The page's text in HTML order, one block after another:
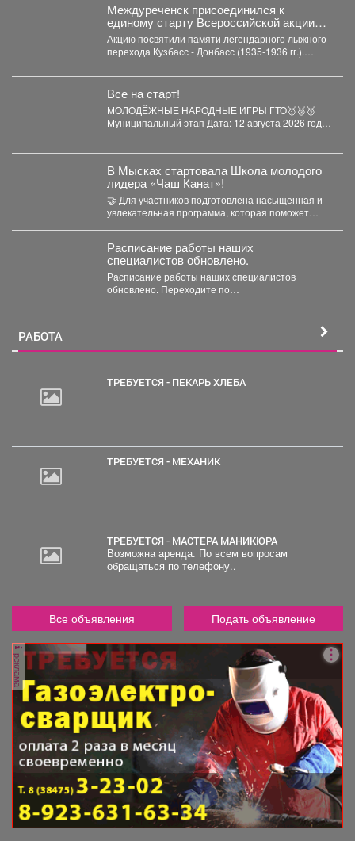
Междуреченск присоединился к
единому старту Всероссийской акции
«Шахтерское братство. Сильные
духом», которая прошла в 13 угольных
регионах страны.
Акцию посвятили памяти легендарного лыжного
перехода Кузбасс - Донбасс (1935-1936 гг.).
Все на старт!
МОЛОДЁЖНЫЕ НАРОДНЫЕ ИГРЫ ГТО🥇🥈🥉
Муниципальный этап Дата: 12 августа 2026 года
В Мысках стартовала Школа молодого
лидера «Чаш Канат»!
🤝 Для участников подготовлена насыщенная и
увлекательная программа, которая поможет
Расписание работы наших
специалистов обновлено.
Расписание работы наших специалистов
обновлено. Переходите по
РАБОТА
ТРЕБУЕТСЯ - ПЕКАРЬ ХЛЕБА
ТРЕБУЕТСЯ - МЕХАНИК
ТРЕБУЕТСЯ - МАСТЕРА МАНИКЮРА
Возможна аренда. По всем вопросам
обращаться по телефону..
Все объявления Подать объявление
реклама